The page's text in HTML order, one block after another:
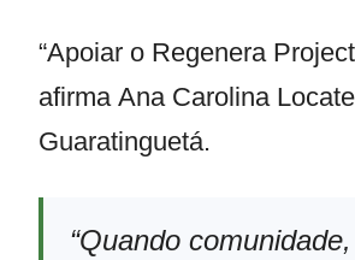
“Apoiar o Regenera
afirma Ana Carolina
Guaratinguetá.
“Quando